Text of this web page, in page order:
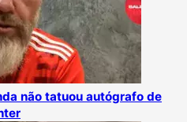
não tatuou autógrafo de